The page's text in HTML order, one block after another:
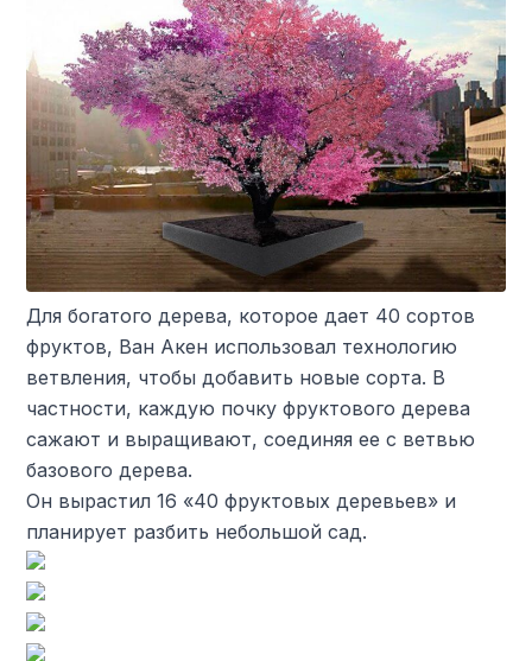
Для богатого дерева, которое дает 40 сортов
фруктов, Ван Акен использовал технологию
ветвления, чтобы добавить новые сорта. В
частности, каждую почку фруктового дерева
сажают и выращивают, соединяя ее с ветвью
базового дерева.
Он вырастил 16 «40 фруктовых деревьев» и
планирует разбить небольшой сад.